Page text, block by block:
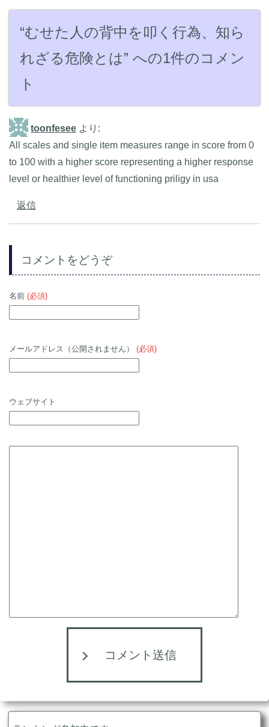
“むせた人の背中を叩く行為、知ら
れざる危険とは” への1件のコメン
ト
toonfesee より:
All scales and single item measures range in score from 0
to 100 with a higher score representing a higher response
level or healthier level of functioning priligy in usa
返信
コメントをどうぞ
名前 (必須)
メールアドレス（公開されません） (必須)
ウェブサイト
コメント送信